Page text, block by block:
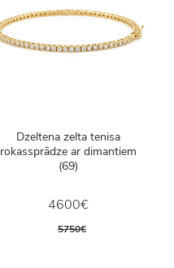
Dzeltena zelta tenisa
rokassprādze ar dimantiem
(69)
4600€
5750€